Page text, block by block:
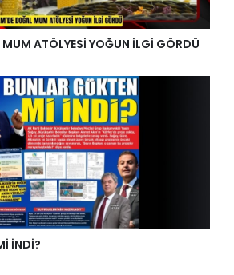
ATÖLYESİ YOĞUN İLGİ GÖRDÜ
İNDİ?